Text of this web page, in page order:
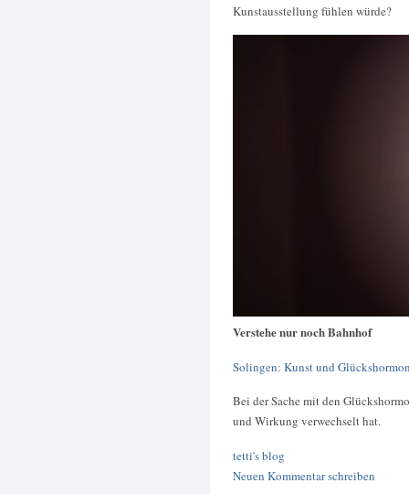
Kunstausstellung fühlen würde?
Verstehe nur noch Bahnhof
Solingen: Kunst und
Bei der Sache mit den
und Wirkung verwechselt hat.
tetti's blog
Neuen Kommentar schreiben